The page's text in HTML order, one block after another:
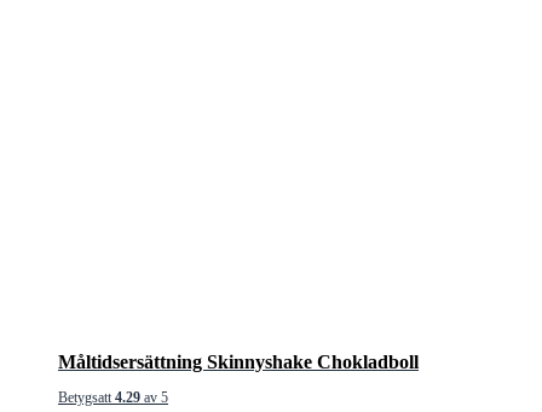
Måltidsersättning Skinnyshake Chokladboll
Betygsatt4.29 av 5